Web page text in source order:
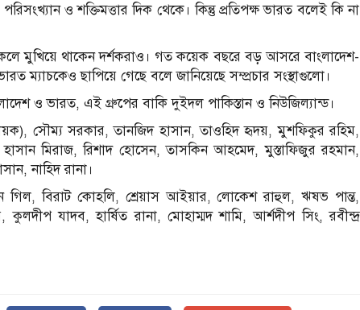
ও শক্তিমত্তার দিক থেকে। কিন্তু প্রতিপক্ষ ভারত বলেই কি না
মুখিয়ে থাকেন দর্শকরাও। গত কয়েক বছরে বড় আসরে বাংলাদেশ-
ম্যাচকেও ছাপিয়ে গেছে বলে জানিয়েছে সম্প্রচার সংস্থাগুলো।
ও ভারত, এই গ্রুপের বাকি দুইদল পাকিস্তান ও নিউজিল্যান্ড।
সৌম্য সরকার, তানজিদ হাসান, তাওহিদ হৃদয়, মুশফিকুর রহিম,
মিরাজ, রিশাদ হোসেন, তাসকিন আহমেদ, মুস্তাফিজুর রহমান,
নাহিদ রানা।
গিল, বিরাট কোহলি, শ্রেয়াস আইয়ার, লোকেশ রাহুল, ঋষভ পান্ত,
কুলদীপ যাদব, হার্ষিত রানা, মোহাম্মদ শামি, আর্শদীপ সিং, রবীন্দ্র